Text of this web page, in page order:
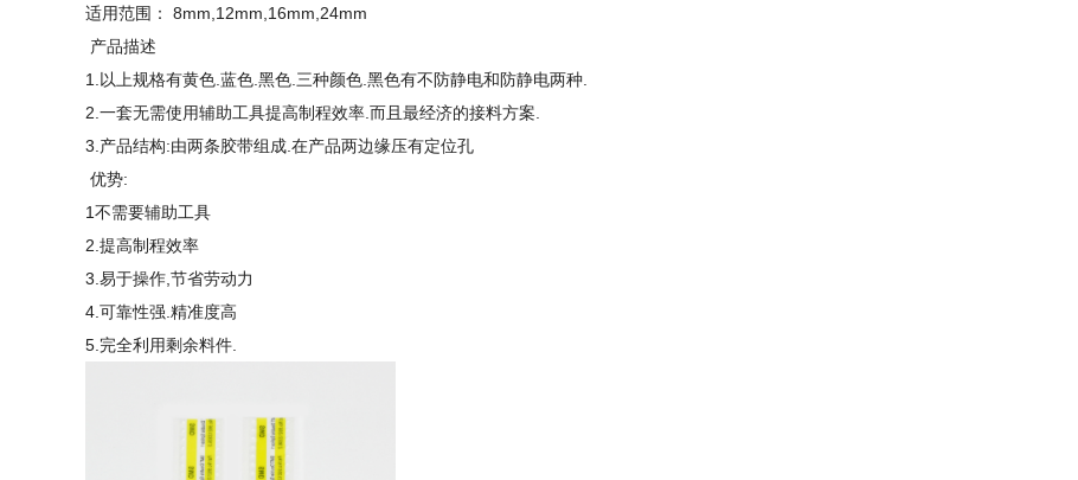
适用范围： 8mm,12mm,16mm,24mm
产品描述
1.以上规格有黄色.蓝色.黑色.三种颜色.黑色有不防静电和防静电两种.
2.一套无需使用辅助工具提高制程效率.而且最经济的接料方案.
3.产品结构:由两条胶带组成.在产品两边缘压有定位孔
优势:
1不需要辅助工具
2.提高制程效率
3.易于操作,节省劳动力
4.可靠性强.精准度高
5.完全利用剩余料件.